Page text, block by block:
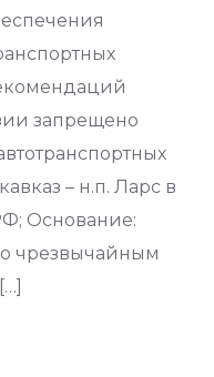
запрещено
– н.п. Ларс в
Основание:
чрезвычайным